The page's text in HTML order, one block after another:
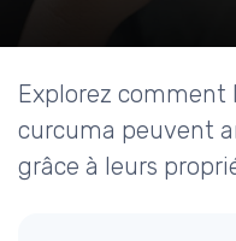
Explorez comment
curcuma peuvent
grâce à leurs